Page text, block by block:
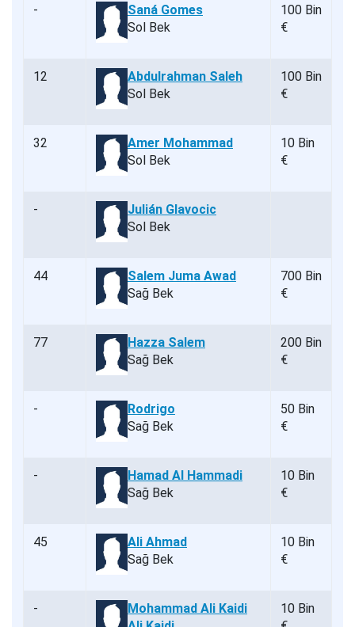
-
Saná Gomes
Sol Bek
100 Bin
€
12
Abdulrahman Saleh
Sol Bek
100 Bin
€
32
Amer Mohammad
Sol Bek
10 Bin
€
-
Julián Glavocic
Sol Bek
44
Salem Juma Awad
Sağ Bek
700 Bin
€
77
Hazza Salem
Sağ Bek
200 Bin
€
-
Rodrigo
Sağ Bek
50 Bin
€
-
Hamad Al Hammadi
Sağ Bek
10 Bin
€
45
Ali Ahmad
Sağ Bek
10 Bin
€
-
Mohammad Ali Kaidi
10 Bin